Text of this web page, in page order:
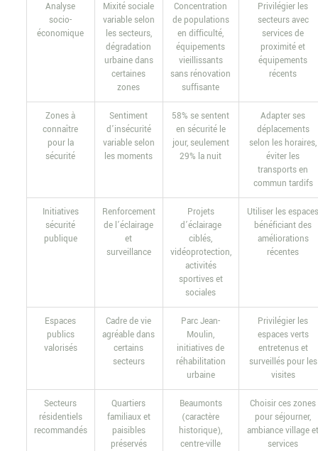
Analyse
socio-
économique
Mixité sociale
variable selon
les secteurs,
dégradation
urbaine dans
certaines
zones
Concentration
de populations
en difficulté,
équipements
vieillissants
sans rénovation
suffisante
Privilégier les
secteurs avec
services de
proximité et
équipements
récents
Zones à
connaître
pour la
sécurité
Sentiment
d’insécurité
variable selon
les moments
58% se sentent
en sécurité le
jour, seulement
29% la nuit
Adapter ses
déplacements
selon les horaires,
éviter les
transports en
commun tardifs
Initiatives
sécurité
publique
Renforcement
de l’éclairage
et
surveillance
Projets
d’éclairage
ciblés,
vidéoprotection,
activités
sportives et
sociales
Utiliser les
bénéficiant des
améliorations
récentes
Espaces
publics
valorisés
Cadre de vie
agréable dans
certains
secteurs
Parc Jean-
Moulin,
initiatives de
réhabilitation
urbaine
Privilégier les
espaces verts
entretenus et
surveillés pour les
visites
Secteurs
résidentiels
recommandés
Quartiers
familiaux et
paisibles
préservés
Beaumonts
(caractère
historique),
centre-ville
Choisir ces zones
pour séjourner,
ambiance village
services